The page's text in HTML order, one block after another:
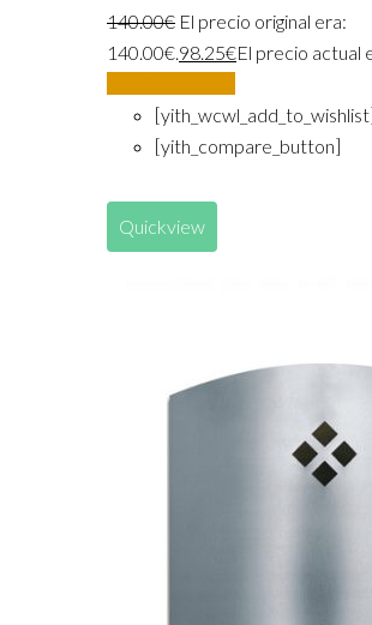
140.00€ El precio original era:
140.00€.98.25€El precio actual
[yith_compare_button]
Quickview